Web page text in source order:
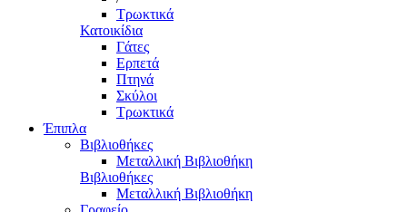
Τρωκτικά
Κατοικίδια
Γάτες
Ερπετά
Πτηνά
Σκύλοι
Τρωκτικά
Έπιπλα
Βιβλιοθήκες
Μεταλλική Βιβλιοθήκη
Βιβλιοθήκες
Μεταλλική Βιβλιοθήκη